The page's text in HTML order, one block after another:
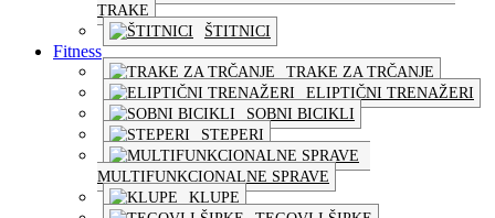
TRAKE
ŠTITNICI
Fitness
TRAKE ZA TRČANJE
ELIPTIČNI TRENAŽERI
SOBNI BICIKLI
STEPERI
MULTIFUNKCIONALNE SPRAVE
KLUPE